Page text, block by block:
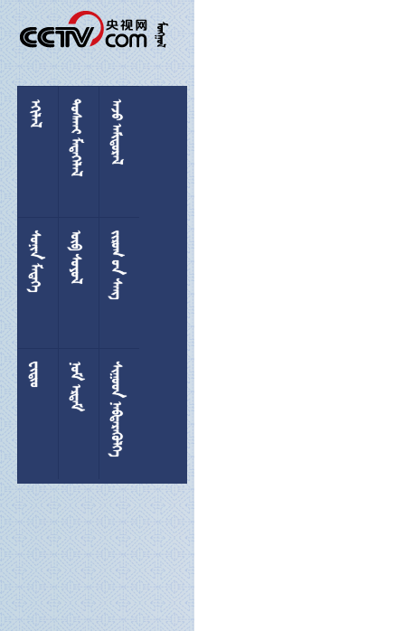

 

 
 
 
 
  
 